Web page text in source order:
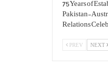
Pakistan-
Relations
PREV NEXT